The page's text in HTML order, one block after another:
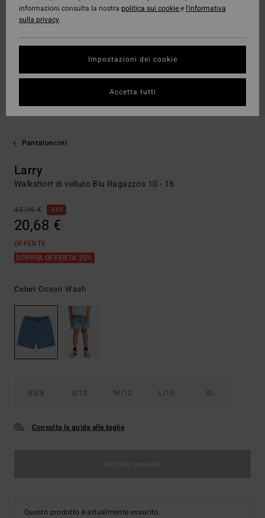
Pantaloncini
Larry
Walkshort di velluto Blu Ragazzos 10 - 16
45,95 € 55%
20,68 €
OFFERTE
DOPPIA OFFERTA 25%
Colori Ocean Wash
XS/8 S/10 M/12 L/14 XL
Consulta la guida alle taglie
Questo prodotto è attualmente esaurito.
informazioni consulta la nostra politica sui cookiee l'informativa
sulla privacy.
Impostazioni dei cookie
Accetta tutti